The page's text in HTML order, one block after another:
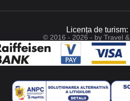
Licența de turism:
© 2016 - 2026 - by Travel